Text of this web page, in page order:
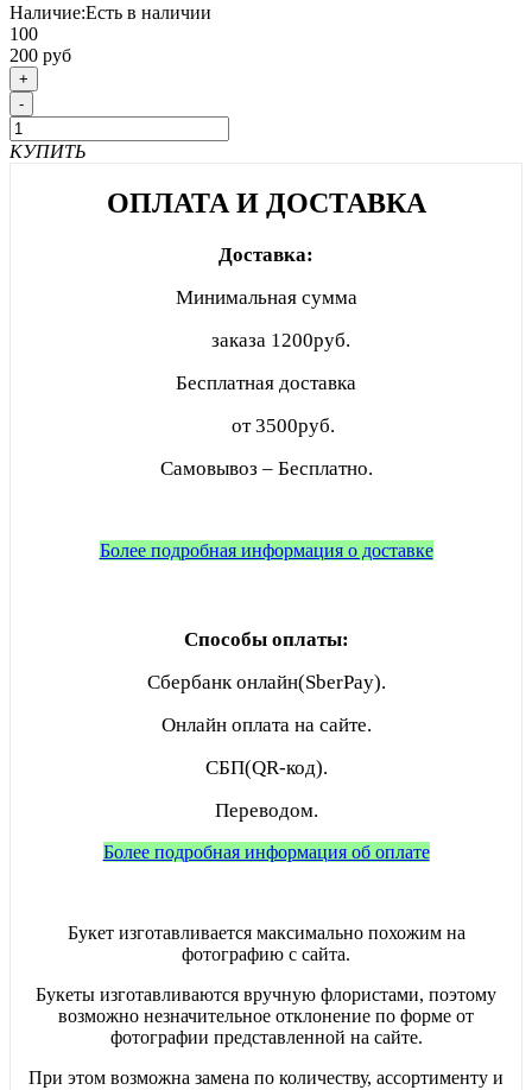
Наличие:Есть в наличии
100
200 руб
+
-
КУПИТЬ
ОПЛАТА И ДОСТАВКА
Доставка:
Минимальная сумма
заказа 1200руб.
Бесплатная доставка
от 3500руб.
Самовывоз – Бесплатно.
Более подробная информация о доставке
Способы оплаты:
Сбербанк онлайн(SberPay).
Онлайн оплата на сайте.
СБП(QR-код).
Переводом.
Более подробная информация об оплате
Букет изготавливается максимально похожим на
фотографию с сайта.
Букеты изготавливаются вручную флористами, поэтому
возможно незначительное отклонение по форме от
фотографии представленной на сайте.
При этом возможна замена по количеству, ассортименту и